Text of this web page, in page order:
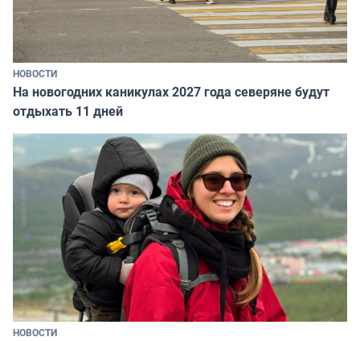
НОВОСТИ
На новогодних каникулах 2027 года северяне будут
отдыхать 11 дней
НОВОСТИ